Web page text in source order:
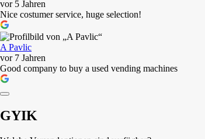
vor 5 Jahren
Nice costumer service, huge selection!
A Pavlic
vor 7 Jahren
Good company to buy a used vending machines
GYIK